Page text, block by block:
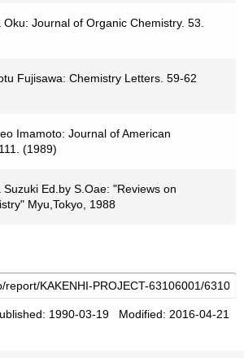
Oku: Journal of Organic Chemistry. 53.
Fujisawa: Chemistry Letters. 59-62
Imamoto: Journal of American
(1989)
Suzuki Ed.by S.Oae: "Reviews on
Myu,Tokyo, 1988
1990-03-19 Modified: 2016-04-21